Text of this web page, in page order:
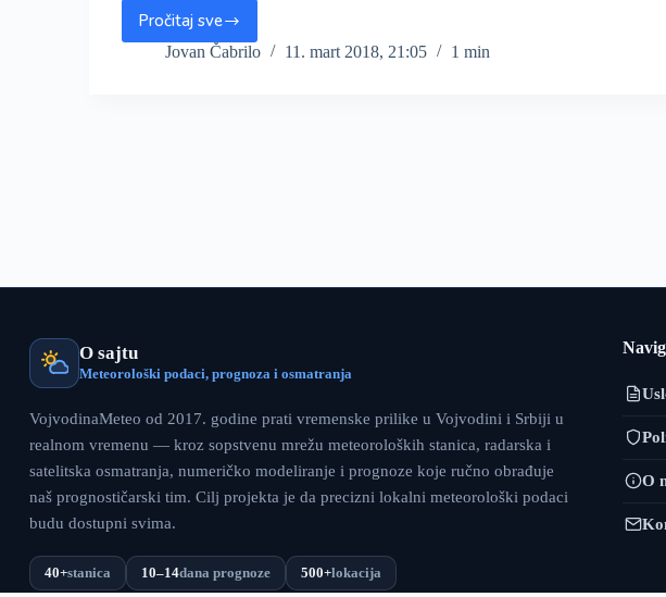
Pročitaj sveMaksimalne
temperature
Jovan Čabrilo 11. mart 2018, 21:05 1 min
O sajtu
Meteorološki podaci, prognoza i osmatranja
VojvodinaMeteo od 2017. godine prati vremenske prilike u Vojvodini i Srbiji u
realnom vremenu — kroz sopstvenu mrežu meteoroloških stanica, radarska i
satelitska osmatranja, numeričko modeliranje i prognoze koje ručno obrađuje
naš prognostičarski tim. Cilj projekta je da precizni lokalni meteorološki podaci
budu dostupni svima.
40+stanica 10–14dana prognoze 500+lokacija
O